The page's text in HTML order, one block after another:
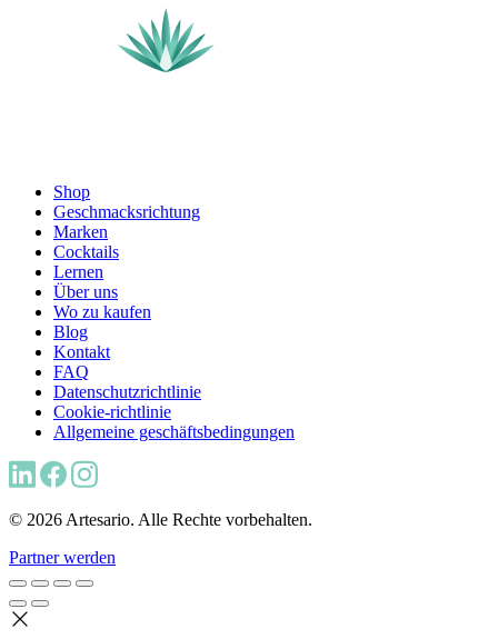
Shop
Geschmacksrichtung
Marken
Cocktails
Lernen
Über uns
Wo zu kaufen
Blog
Kontakt
FAQ
Datenschutzrichtlinie
Cookie-richtlinie
Allgemeine geschäftsbedingungen
© 2026 Artesario. Alle Rechte vorbehalten.
Partner werden